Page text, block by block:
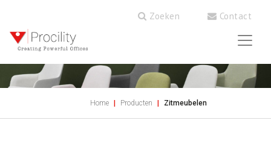
Zoeken Contact
Home Producten Zitmeubelen